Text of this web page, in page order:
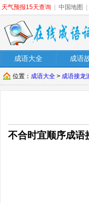
天气预报15天查询 中国地图
成语大全 成语
位置： 成语大全 > 成语接龙
不合时宜顺序成语